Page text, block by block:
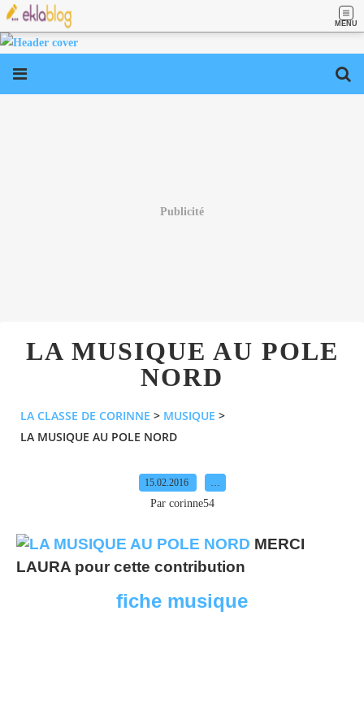
MENU
Publicité
LA MUSIQUE AU POLE
NORD
LA CLASSE DE CORINNE > MUSIQUE >
LA MUSIQUE AU POLE NORD
15.02.2016
Par corinne54
MERCI
LAURA pour cette contribution
fiche musique